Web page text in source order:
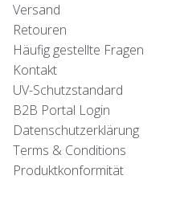
Versand
Retouren
Häufig gestellte Fragen
Kontakt
UV-Schutzstandard
B2B Portal Login
Datenschutzerklärung
Terms & Conditions
Produktkonformität